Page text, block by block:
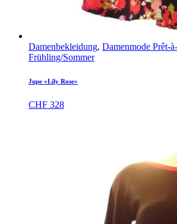
Damenbekleidung, Damenmode Prêt-
Frühling/Sommer
Jupe «Lily Rose»
CHF 328